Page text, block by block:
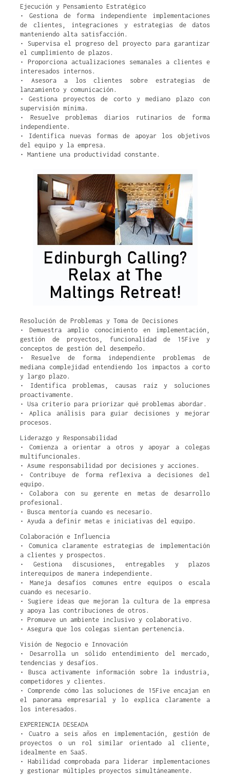
Ejecución y Pensamiento Estratégico
• Gestiona de forma independiente implementaciones
de clientes, integraciones y estrategias de datos
manteniendo alta satisfacción.
• Supervisa el progreso del proyecto para garantizar
el cumplimiento de plazos.
• Proporciona actualizaciones semanales a clientes e
interesados internos.
• Asesora a los clientes sobre estrategias de
lanzamiento y comunicación.
• Gestiona proyectos de corto y mediano plazo con
supervisión mínima.
• Resuelve problemas diarios rutinarios de forma
independiente.
• Identifica nuevas formas de apoyar los objetivos
del equipo y la empresa.
• Mantiene una productividad constante.
Resolución de Problemas y Toma de Decisiones
• Demuestra amplio conocimiento en implementación,
gestión de proyectos, funcionalidad de 15Five y
conceptos de gestión del desempeño.
• Resuelve de forma independiente problemas de
mediana complejidad entendiendo los impactos a corto
y largo plazo.
• Identifica problemas, causas raíz y soluciones
proactivamente.
• Usa criterio para priorizar qué problemas abordar.
• Aplica análisis para guiar decisiones y mejorar
procesos.
Liderazgo y Responsabilidad
• Comienza a orientar a otros y apoyar a colegas
multifuncionales.
• Asume responsabilidad por decisiones y acciones.
• Contribuye de forma reflexiva a decisiones del
equipo.
• Colabora con su gerente en metas de desarrollo
profesional.
• Busca mentoría cuando es necesario.
• Ayuda a definir metas e iniciativas del equipo.
Colaboración e Influencia
• Comunica claramente estrategias de implementación
a clientes y prospectos.
• Gestiona discusiones, entregables y plazos
interequipos de manera independiente.
• Maneja desafíos comunes entre equipos o escala
cuando es necesario.
• Sugiere ideas que mejoran la cultura de la empresa
y apoya las contribuciones de otros.
• Promueve un ambiente inclusivo y colaborativo.
• Asegura que los colegas sientan pertenencia.
Visión de Negocio e Innovación
• Desarrolla un sólido entendimiento del mercado,
tendencias y desafíos.
• Busca activamente información sobre la industria,
competidores y clientes.
• Comprende cómo las soluciones de 15Five encajan en
el panorama empresarial y lo explica claramente a
los interesados.
EXPERIENCIA DESEADA
• Cuatro a seis años en implementación, gestión de
proyectos o un rol similar orientado al cliente,
idealmente en SaaS.
• Habilidad comprobada para liderar implementaciones
y gestionar múltiples proyectos simultáneamente.